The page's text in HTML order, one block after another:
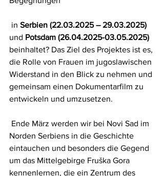
in Serbien (22.03.2025 – 29.03.2025)
und Potsdam (26.04.2025-03.05.2025)
beinhaltet? Das Ziel des Projektes ist es,
die Rolle von Frauen im jugoslawischen
Widerstand in den Blick zu nehmen und
gemeinsam einen Dokumentarfilm zu
entwickeln und umzusetzen.
Norden Serbiens in die Geschichte
eintauchen und besonders die Gegend
um das Mittelgebirge Fruška Gora
kennenlernen, die ein Zentrum des